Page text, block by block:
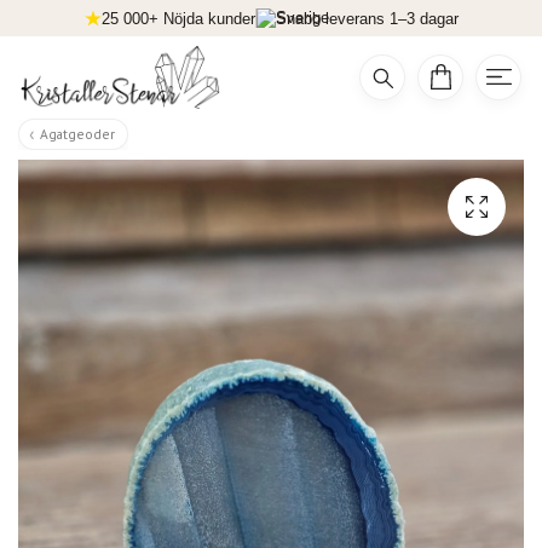
25 000+ Nöjda kunder Snabb leverans 1–3 dagar
Agatgeoder